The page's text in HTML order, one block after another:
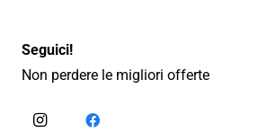
Seguici!
Non perdere le migliori offerte